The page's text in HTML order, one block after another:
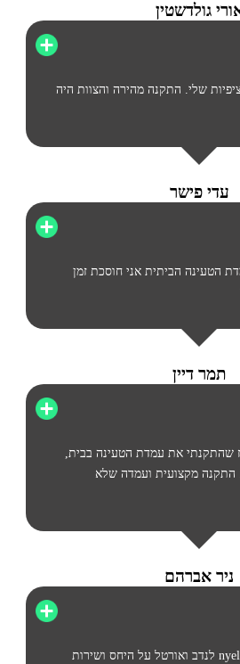
גולדשטין
שלי. התקנה מהירה והצוות היה
עדי פישר
הטעינה הביתית אני חוסכת זמן
תמר דיין
שהתקנתי את עמדת הטעינה בבית,
התקנה מקצועית ועמדה שלא
ניר אברהם
ברצוני להודות לnyelectric לנדב ואורטל על היחס ושירות